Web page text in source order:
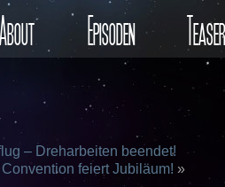
About Episoden Teaser
– Dreharbeiten beendet!
feiert Jubiläum! »